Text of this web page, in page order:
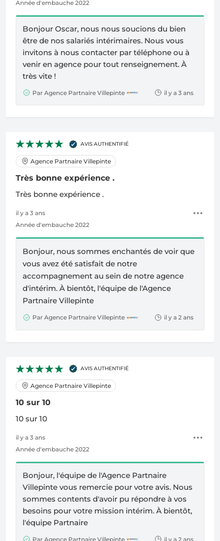
Année d'embauche 2022
Bonjour Oscar, nous nous soucions du bien
être de nos salariés intérimaires. Nous vous
invitons à nous contacter par téléphone ou à
venir en agence pour tout renseignement. À
très vite !
Par Agence Partnaire Villepinte il y a 3 ans
AVIS AUTHENTIFIÉ
Agence Partnaire Villepinte
Très bonne expérience .
Très bonne expérience .
il y a 3 ans
Année d'embauche 2022
Bonjour, nous sommes enchantés de voir que
vous avez été satisfait de notre
accompagnement au sein de notre agence
d'intérim. À bientôt, l'équipe de l'Agence
Partnaire Villepinte
Par Agence Partnaire Villepinte il y a 2 ans
AVIS AUTHENTIFIÉ
Agence Partnaire Villepinte
10 sur 10
10 sur 10
il y a 3 ans
Année d'embauche 2022
Bonjour, l'équipe de l'Agence Partnaire
Villepinte vous remercie pour votre avis. Nous
sommes contents d'avoir pu répondre à vos
besoins pour votre mission intérim. À bientôt,
l'équipe Partnaire
Par Agence Partnaire Villepinte il y a 2 ans